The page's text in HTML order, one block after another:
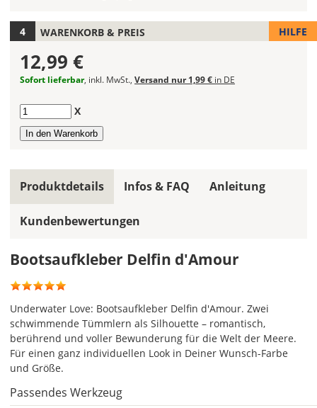
Du
allen
Farbfeldern
gleiche
Farbe,
wird
mehrfarbiger
Bootsaufkleber
Mit
auf
das
Bild,
öffnet
sich
die
Farbvorschau
entsprechend
Deiner
WARENKORB & PREIS HILFE
12,99 €
Sofort lieferbar, inkl. MwSt., Versand nur 1,99 € in DE
Anzahl X
Produktdetails
Bootsaufkleber Delfin d'Amour
Passendes Werkzeug
Underwater Love: Bootsaufkleber Delfin d'Amour. Zwei
schwimmende Tümmlern als Silhouette – romantisch,
berührend und voller Bewunderung für die Welt der Meere.
Für einen ganz individuellen Look in Deiner Wunsch-Farbe
und Größe.
Infos & FAQ Anleitung
Kundenbewertungen